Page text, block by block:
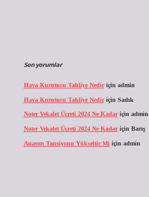
Son yorumlar
Hava Kurutucu Tahliye Nediriçin admin
Hava Kurutucu Tahliye Nediriçin Sadık
Noter Vekalet Ücreti 2024 Ne Kadariçin admin
Noter Vekalet Ücreti 2024 Ne Kadariçin Barış
Anason Tansiyonu Yükseltir Mi için admin